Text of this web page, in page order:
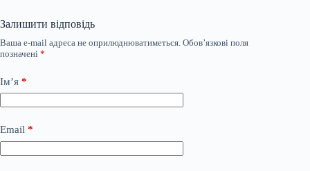
Залишити відповідь
Ваша e-mail адреса не оприлюднюватиметься. Обов’язкові поля
позначені *
Ім’я *
Email *